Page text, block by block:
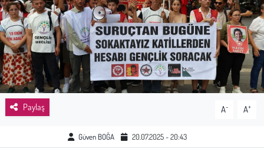
Paylaş A- A+
Güven BOĞA 20.07.2025 - 20:43
Emek
Spor
Çocuk
Kültür Sanat
Bilim - Teknoloji